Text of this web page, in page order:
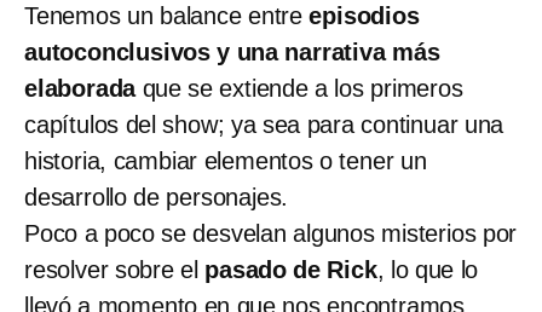
Tenemos un balance entreepisodios
autoconclusivos y una narrativa más
elaboradaque se extiende a los primeros
capítulos del show; ya sea para continuar una
historia, cambiar elementos o tener un
desarrollo de personajes.
Poco a poco se desvelan algunos misterios por
resolver sobre el pasado de Rick, lo que lo
llevó a momento en que nos encontramos